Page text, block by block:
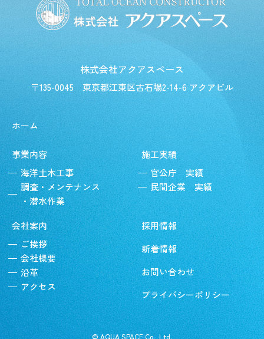
株式会社アクアスペース
〒135-0045 東京都江東区古石場2-14-6 アクアビル
ホーム
事業内容
海洋土木工事
調査・メンテナンス
・潜水作業
施工実績
官公庁 実績
民間企業 実績
会社案内
ご挨拶
会社概要
沿革
アクセス
採用情報
新着情報
お問い合わせ
プライバシーポリシー
© AQUA SPACE Co., Ltd.